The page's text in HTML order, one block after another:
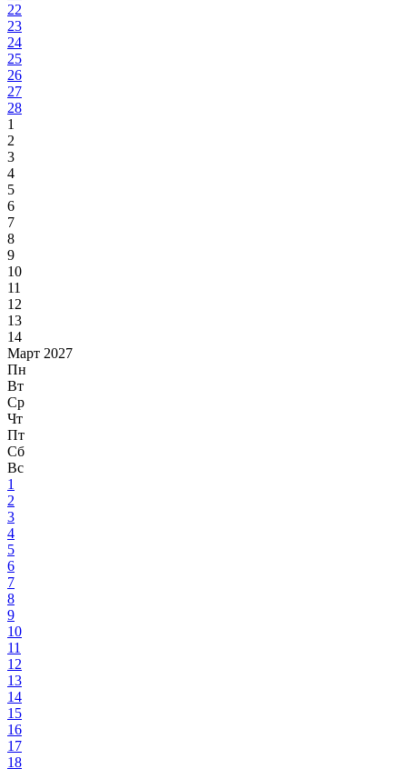
22
23
24
25
26
27
28
1
2
3
4
5
6
7
8
9
10
11
12
13
14
Март 2027
Пн
Вт
Ср
Чт
Пт
Сб
Вс
1
2
3
4
5
6
7
8
9
10
11
12
13
14
15
16
17
18